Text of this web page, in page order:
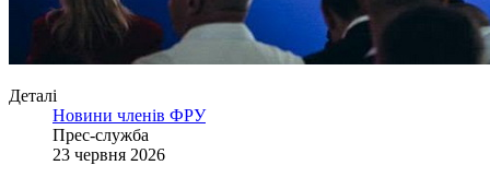
Деталі
Новини членів ФРУ
Прес-служба
23 червня 2026